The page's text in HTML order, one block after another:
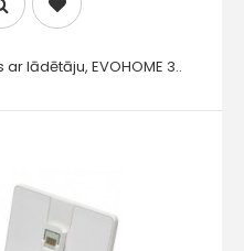
lādētāju, EVOHOME 3..